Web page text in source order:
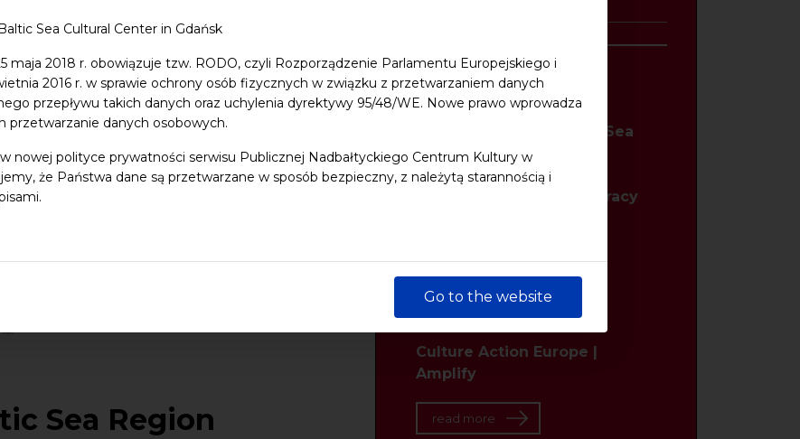
Sea Cultural Center in Gdańsk
maja 2018 r. obowiązuje tzw. RODO, czyli Rozporządzenie Parlamentu Europejskiego i
2016 r. w sprawie ochrony osób fizycznych w związku z przetwarzaniem danych
przepływu takich danych oraz uchylenia dyrektywy 95/48/WE. Nowe prawo wprowadza
przetwarzanie danych osobowych.
nowej polityce prywatności serwisu Publicznej Nadbałtyckiego Centrum Kultury w
że Państwa dane są przetwarzane w sposób bezpieczny, z należytą starannością i
Go to the website
Sea Region
21/07/2025
The future of the Baltic Sea
Region depends on you!
OPEN CALL to the Baltic
Youth Waves for Democracy
read more
Culture Action Europe |
Amplify
read more